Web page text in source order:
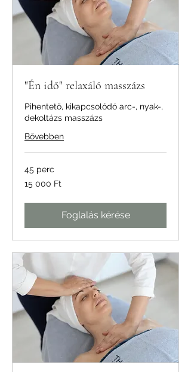
"Én idő" relaxáló masszázs
Pihentető, kikapcsolódó arc-, nyak-,
dekoltázs masszázs
Bővebben
45 perc
15 000
magyar
15 000 Ft
Foglalás kérése